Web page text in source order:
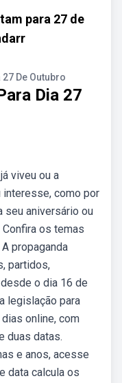
para 27 de
De Outubro
Dia 27
viveu ou a
como por
seu aniversário ou
Confira os temas
propaganda
partidos,
o dia 16 de
legislação para
online, com
duas datas.
e anos, acesse
data calcula os